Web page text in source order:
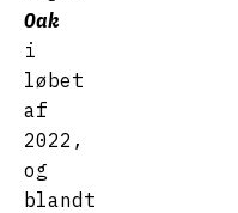
Oak
i
løbet
af
2022,
og
blandt